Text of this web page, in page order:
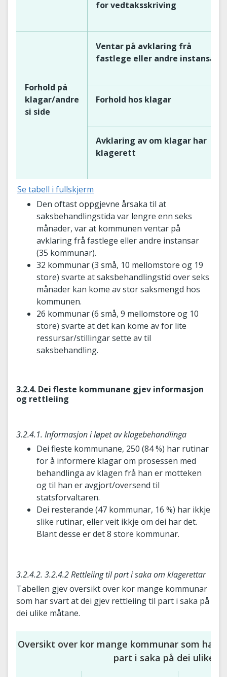
for vedtaksskriving
Forhold på
klagar/andre
si side
Ventar på avklaring frå
fastlege eller andre instansar
Forhold hos klagar
Avklaring av om klagar har
klagerett
Se tabell i fullskjerm
Den oftast oppgjevne årsaka til at
saksbehandlingstida var lengre enn seks
månader, var at kommunen ventar på
avklaring frå fastlege eller andre instansar
(35 kommunar).
32 kommunar (3 små, 10 mellomstore og 19
store) svarte at saksbehandlingstid over seks
månader kan kome av stor saksmengd hos
kommunen.
26 kommunar (6 små, 9 mellomstore og 10
store) svarte at det kan kome av for lite
ressursar/stillingar sette av til
saksbehandling.
3.2.4. Dei fleste kommunane gjev informasjon
og rettleiing
3.2.4.1. Informasjon i løpet av klagebehandlinga
Dei fleste kommunane, 250 (84 %) har rutinar
for å informere klagar om prosessen med
behandlinga av klagen frå han er motteken
og til han er avgjort/oversend til
statsforvaltaren.
Dei resterande (47 kommunar, 16 %) har ikkje
slike rutinar, eller veit ikkje om dei har det.
Blant desse er det 8 store kommunar.
3.2.4.2. 3.2.4.2 Rettleiing til part i saka om klagerettar
Tabellen gjev oversikt over kor mange kommunar
som har svart at dei gjev rettleiing til part i saka på
dei ulike måtane.
Oversikt over kor mange kommunar som har
part i saka på dei ulike